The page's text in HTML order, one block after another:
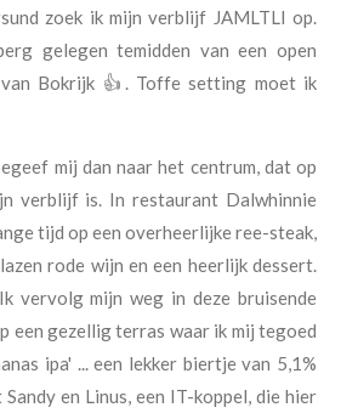
zoek ik mijn verblijf JAMLTLI op.
gelegen temidden van een open
van Bokrijk 👍. Toffe setting moet ik
mij dan naar het centrum, dat op
verblijf is. In restaurant Dalwhinnie
tijd op een overheerlijke ree-steak,
rode wijn en een heerlijk dessert.
vervolg mijn weg in deze bruisende
een gezellig terras waar ik mij tegoed
ipa' ... een lekker biertje van 5,1%
Sandy en Linus, een IT-koppel, die hier